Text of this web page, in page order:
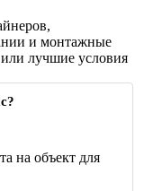
и монтажные
лучшие условия
на объект для